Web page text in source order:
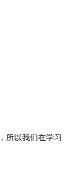
所以我们在学习